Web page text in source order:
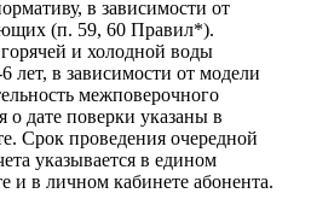
в зависимости от
(п. 59, 60 Правил*).
и холодной воды
лет, в зависимости от модели
межповерочного
о дате поверки указаны в
Срок проведения очередной
указывается в едином
и в личном кабинете абонента.